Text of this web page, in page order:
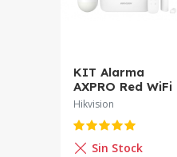
KIT Alarma
AXPRO Red WiFi
y 4G DS-PWA96-
Hikvision
Sin Stock